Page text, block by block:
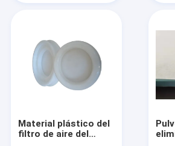
Material plástico del
filtro de aire del